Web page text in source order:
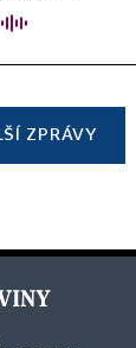
ZPRÁVY